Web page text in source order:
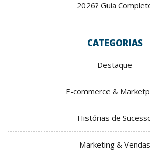
2026? Guia
CATEGORIAS
Destaque
E-commerce &
Histórias de
Marketing & Vendas